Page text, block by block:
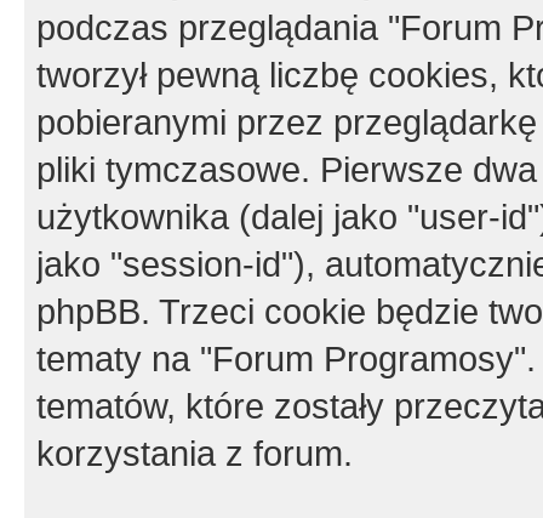
podczas przeglądania "Forum
tworzył pewną liczbę cookies,
pobieranymi przez
pliki tymczasowe. Pierwsze
użytkownika (dalej jako "user-
jako "session-id"),
phpBB. Trzeci cookie będzie
tematy na "Forum
tematów, które zostały
korzystania z forum.